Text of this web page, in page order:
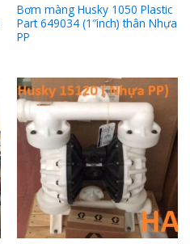
Bơm màng Husky 1050 Plastic
Part 649034 (1″inch) thân Nhựa
PP